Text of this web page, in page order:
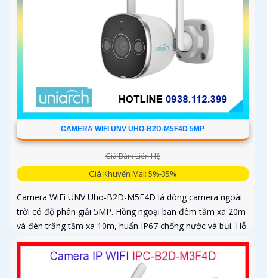
CAMERA WIFI UNV UHO-B2D-M5F4D 5MP
Giá Bán: Liên Hệ
Giá Khuyến Mại: 5%-35%
Camera WiFi UNV Uho-B2D-M5F4D là dòng camera ngoài
trời có độ phân giải 5MP. Hồng ngoại ban đêm tầm xa 20m
và đèn trắng tầm xa 10m, huẩn IP67 chống nước và bụi. Hỗ
trợ thẻ nhớ MicroSD tối đa 128GB